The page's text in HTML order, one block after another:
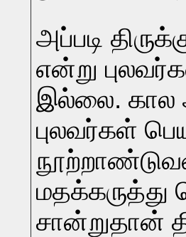
அப்படி
என்று
இல்லை. கால
புலவர்கள்
சான்றுதான்